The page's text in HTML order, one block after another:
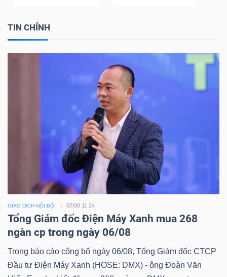
TIN CHÍNH
GIAO DỊCH NỘI BỘ 07/08 11:24
Tổng Giám đốc Điện Máy Xanh mua 268
ngàn cp trong ngày 06/08
Trong báo cáo công bố ngày 06/08, Tổng Giám đốc CTCP
Đầu tư Điện Máy Xanh (HOSE: DMX) - ông Đoàn Văn